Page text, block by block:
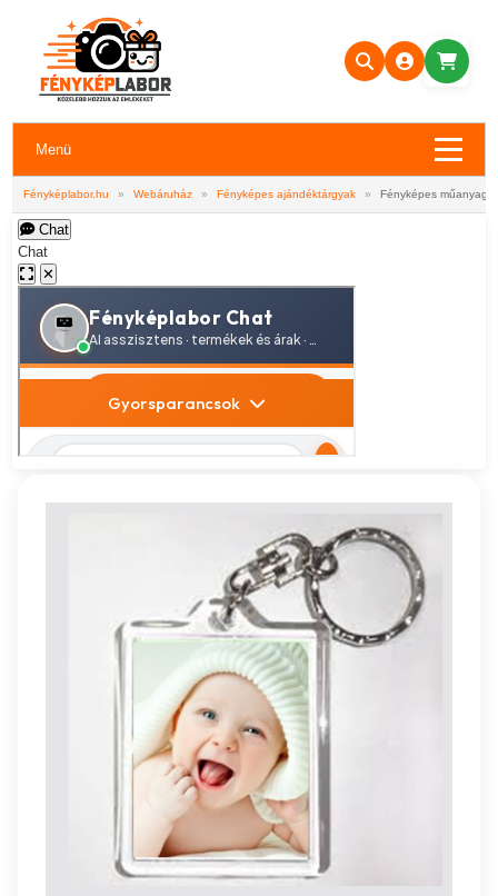
Menü
Fényképlabor.hu » Webáruház » Fényképes ajándéktárgyak » Fényképes műanyag
Chat
Chat
✕